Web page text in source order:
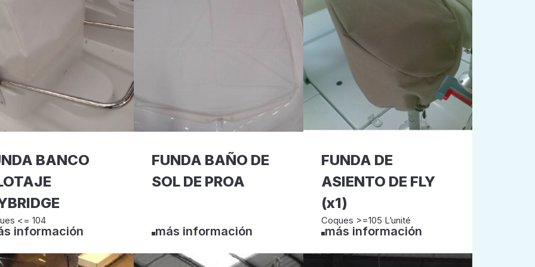
BANCO
<= 104
información
FUNDA BAÑO DE
SOL DE PROA
más información
FUNDA DE
ASIENTO DE FLY
(x1)
Coques >=105 L’unité
más información